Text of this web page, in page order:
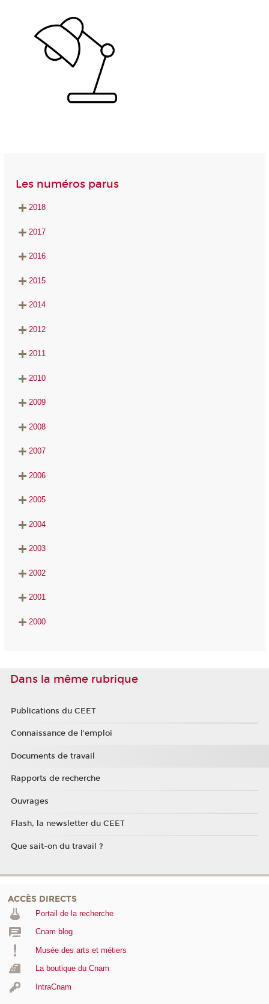
Les numéros parus
2018
2017
2016
2015
2014
2012
2011
2010
2009
2008
2007
2006
2005
2004
2003
2002
2001
2000
Dans la même rubrique
Publications du CEET
Connaissance de l'emploi
Documents de travail
Rapports de recherche
Ouvrages
Flash, la newsletter du CEET
Que sait-on du travail ?
ACCÈS DIRECTS
Portail de la recherche
Cnam blog
Musée des arts et métiers
La boutique du Cnam
IntraCnam